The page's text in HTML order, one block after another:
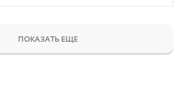
ПОКАЗАТЬ ЕЩЕ